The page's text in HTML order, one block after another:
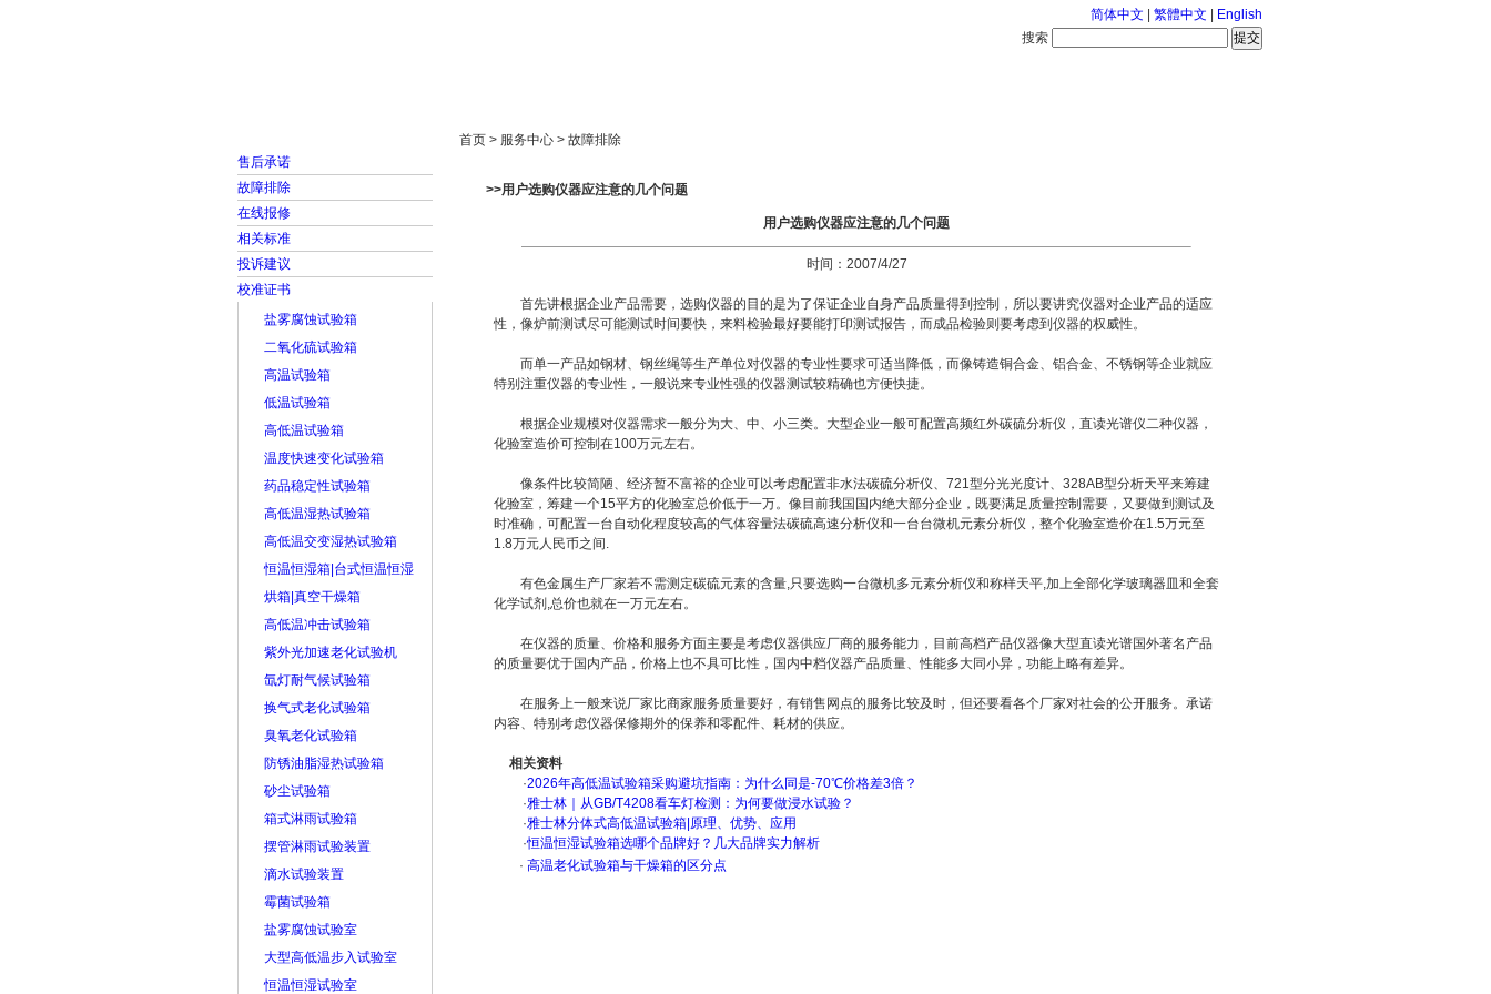
简体中文 繁體中文
English
搜索
售后承诺
故障排除
在线报修
相关标准
投诉建议
校准证书
盐雾腐蚀试验箱
二氧化硫试验箱
高温试验箱
低温试验箱
高低温试验箱
温度快速变化试验箱
药品稳定性试验箱
高低温湿热试验箱
高低温交变湿热试验箱
恒温恒湿箱|台式恒温恒湿
烘箱|真空干燥箱
高低温冲击试验箱
紫外光加速老化试验机
氙灯耐气候试验箱
换气式老化试验箱
臭氧老化试验箱
防锈油脂湿热试验箱
砂尘试验箱
箱式淋雨试验箱
摆管淋雨试验装置
滴水试验装置
霉菌试验箱
盐雾腐蚀试验室
大型高低温步入试验室
恒温恒湿试验室
首页 > 服务中心 > 故障排除
>>用户选购仪器应注意的几个问题
用户选购仪器应注意的几个问题
时间：2007/4/27
首先讲根据企业产品需要，选购仪器的目的是为了保证企业自身产品质量得到控制，所以要讲究仪器对企业产品的适应
性，像炉前测试尽可能测试时间要快，来料检验最好要能打印测试报告，而成品检验则要考虑到仪器的权威性。
而单一产品如钢材、钢丝绳等生产单位对仪器的专业性要求可适当降低，而像铸造铜合金、铝合金、不锈钢等企业就应
特别注重仪器的专业性，一般说来专业性强的仪器测试较精确也方便快捷。
根据企业规模对仪器需求一般分为大、中、小三类。大型企业一般可配置高频红外碳硫分析仪，直读光谱仪二种仪器，
化验室造价可控制在100万元左右。
像条件比较简陋、经济暂不富裕的企业可以考虑配置非水法碳硫分析仪、721型分光光度计、328AB型分析天平来筹建
化验室，筹建一个15平方的化验室总价低于一万。像目前我国国内绝大部分企业，既要满足质量控制需要，又要做到测试及
时准确，可配置一台自动化程度较高的气体容量法碳硫高速分析仪和一台台微机元素分析仪，整个化验室造价在1.5万元至
1.8万元人民币之间.
有色金属生产厂家若不需测定碳硫元素的含量,只要选购一台微机多元素分析仪和称样天平,加上全部化学玻璃器皿和全套
化学试剂,总价也就在一万元左右。
在仪器的质量、价格和服务方面主要是考虑仪器供应厂商的服务能力，目前高档产品仪器像大型直读光谱国外著名产品
的质量要优于国内产品，价格上也不具可比性，国内中档仪器产品质量、性能多大同小异，功能上略有差异。
在服务上一般来说厂家比商家服务质量要好，有销售网点的服务比较及时，但还要看各个厂家对社会的公开服务。承诺
内容、特别考虑仪器保修期外的保养和零配件、耗材的供应。
相关资料
·2026年高低温试验箱采购避坑指南：为什么同是-70℃价格差3倍？
·雅士林｜从GB/T4208看车灯检测：为何要做浸水试验？
·雅士林分体式高低温试验箱|原理、优势、应用
·恒温恒湿试验箱选哪个品牌好？几大品牌实力解析
· 高温老化试验箱与干燥箱的区分点